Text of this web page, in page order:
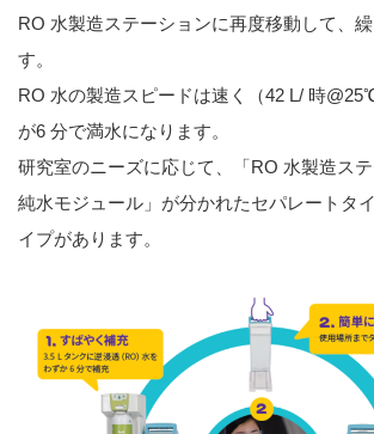
RO 水製造ステーションに再度移動して、
す。
RO 水の製造スピードは速く（42 L/ 時
が6 分で満水になります。
研究室のニーズに応じて、「RO 水製造ス
純水モジュール」が分かれたセパレートタ
イプがあります。